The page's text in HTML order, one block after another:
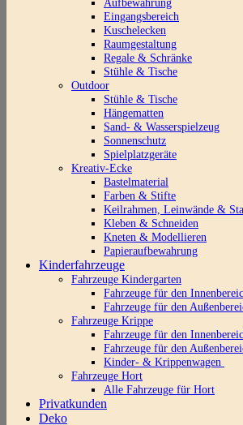
Eingangsbereich
Kuschelecken
Raumgestaltung
Regale & Schränke
Stühle & Tische
Outdoor
Stühle & Tische
Hängematten
Sand- & Wasserspielzeug
Sonnenschutz
Spielplatzgeräte
Kreativ-Ecke
Bastelmaterial
Farben & Stifte
Keilrahmen, Leinwände &
Kleben & Schneiden
Kneten & Modellieren
Papieraufbewahrung
Kinderfahrzeuge
Fahrzeuge Kindergarten
Fahrzeuge für den
Fahrzeuge für den
Fahrzeuge Krippe
Fahrzeuge für den
Fahrzeuge für den
Kinder- & Krippenwagen
Fahrzeuge Hort
Alle Fahrzeuge für Hort
Privatkunden
Deko